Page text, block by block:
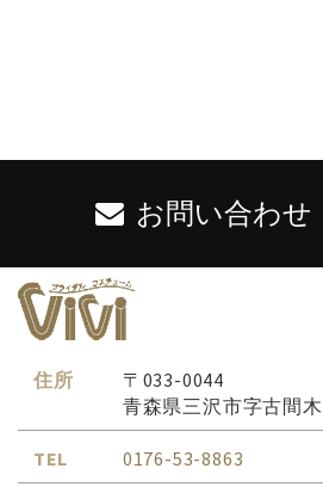
お問い合わせ
住所
〒033-0044
青森県三沢市字古間
TEL 0176-53-8863